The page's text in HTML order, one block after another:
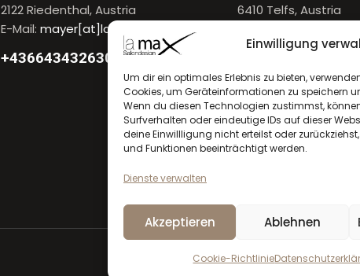
Einwilligung
Um dir ein optimales Erlebnis zu bieten,
Cookies, um Geräteinformationen zu speichern
Wenn du diesen Technologien zustimmst,
Surfverhalten oder eindeutige IDs auf dieser
deine Einwillligung nicht erteilst oder
und Funktionen beeinträchtigt werden.
Dienste verwalten
Akzeptieren Ablehnen
Cookie-Richtlinie
2122 Riedenthal, Austria
E-Mail: mayer[at]lamax.at
+436643432630
6410 Telfs, Austria
+436643432632
la max© 2026.